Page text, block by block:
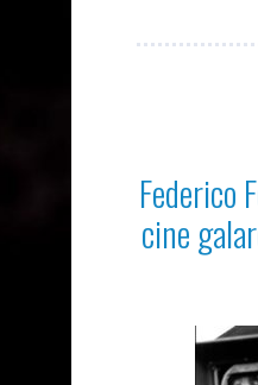
Federico
cine